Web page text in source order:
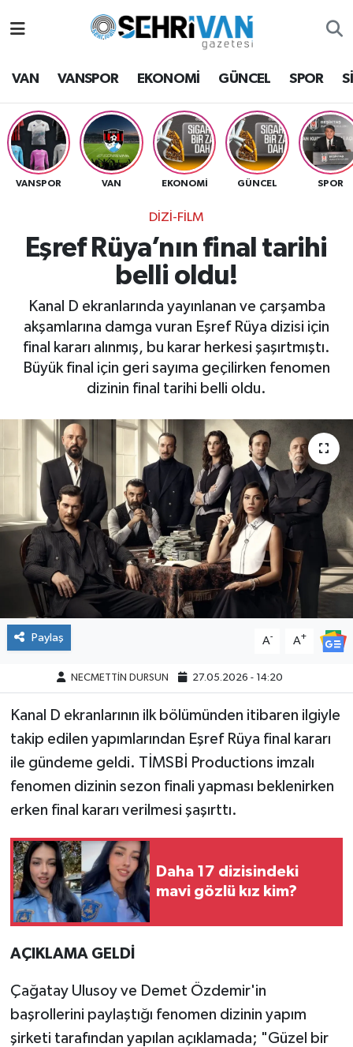
VAN VANSPOR EKONOMİ GÜNCEL SPOR
VANSPOR VAN EKONOMİ GÜNCEL SPOR
DİZİ-FİLM
Eşref Rüya’nın final tarihi
belli oldu!
Kanal D ekranlarında yayınlanan ve çarşamba
akşamlarına damga vuran Eşref Rüya dizisi için
final kararı alınmış, bu karar herkesi şaşırtmıştı.
Büyük final için geri sayıma geçilirken fenomen
dizinin final tarihi belli oldu.
Paylaş A- A+
NECMETTİN DURSUN 27.05.2026 - 14:20
Kanal D ekranlarının ilk bölümünden itibaren ilgiyle
takip edilen yapımlarından Eşref Rüya final kararı
ile gündeme geldi. TİMSBİ Productions imzalı
fenomen dizinin sezon finali yapması beklenirken
erken final kararı verilmesi şaşırttı.
Daha 17 dizisindeki
mavi gözlü kız kim?
AÇIKLAMA GELDİ
Çağatay Ulusoy ve Demet Özdemir'in
başrollerini paylaştığı fenomen dizinin yapım
şirketi tarafından yapılan açıklamada; "Güzel bir
Van Hava Durumu
VAN Namaz Vakitleri
Van Trafik Yoğunluk Haritası
Süper Lig Puan Durumu ve Fikstür
Tüm Manşetler
Son Dakika Haberleri
Haber Arşivi